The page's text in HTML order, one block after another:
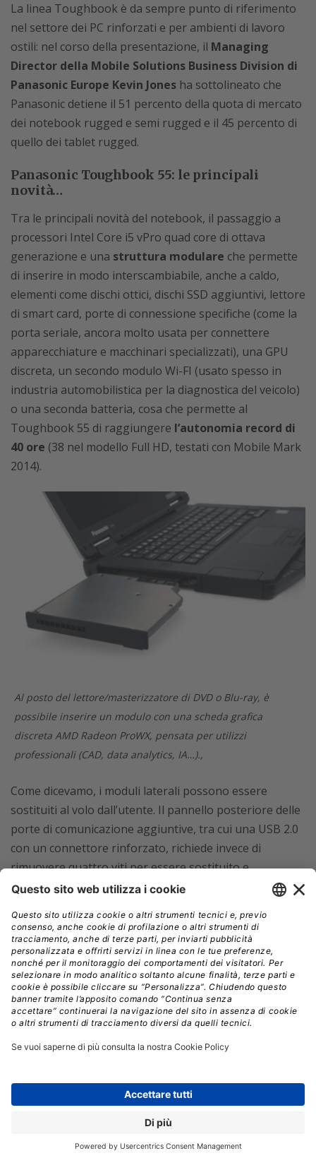
La linea Toughbook è da sempre punto di riferimento
nel settore dei PC rinforzati e per ambienti di lavoro
ostili: nel corso della presentazione, il Managing
Director della Mobile Solutions Business Division di
Panasonic Europe Kevin Jones ha sottolineato che
Panasonic detiene il 51 percento della quota di mercato
dei notebook rugged e semi rugged e il 45 percento di
quello dei tablet rugged.
Panasonic Toughbook 55: le principali
novità…
Tra le principali novità del notebook, il passaggio a
processori Intel Core i5 vPro quad core di ottava
generazione e una struttura modulare che permette
di inserire in modo interscambiabile, anche a caldo,
elementi come dischi ottici, dischi SSD aggiuntivi, lettore
di smart card, porte di connessione specifiche (come la
porta seriale, ancora molto usata per connettere
apparecchiature e macchinari specializzati), una GPU
discreta, un secondo modulo Wi-FI (usato spesso in
industria automobilistica per la diagnostica del veicolo)
o una seconda batteria, cosa che permette al
Toughbook 55 di raggiungere l’autonomia record di
40 ore (38 nel modello Full HD, testati con Mobile Mark
2014).
Al posto del lettore/masterizzatore di DVD o Blu-ray, è
possibile inserire un modulo con una scheda grafica
discreta AMD Radeon ProWX, pensata per utilizzi
professionali (CAD, data analytics, IA…).,
Come dicevamo, i moduli laterali possono essere
sostituiti al volo dall’utente. Il pannello posteriore delle
porte di comunicazione aggiuntive, tra cui una USB 2.0
con un connettore rinforzato, richiede invece di
rimuovere quattro viti per essere sostituito e
l’operazione deve essere effettuata da Panasonic, se si
resistenza ad acqua e polvere